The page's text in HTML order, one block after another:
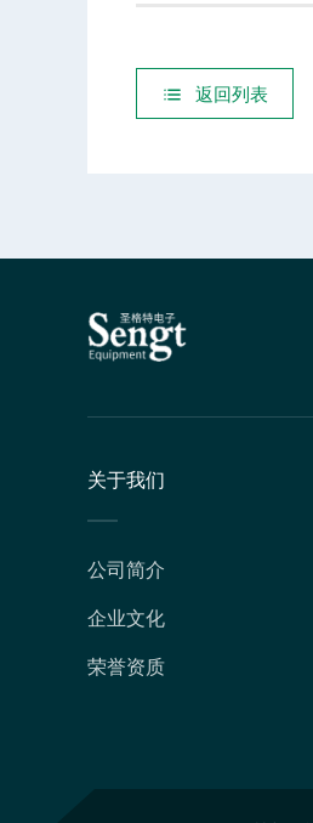
返回列表
关于我们
公司简介
企业文化
荣誉资质